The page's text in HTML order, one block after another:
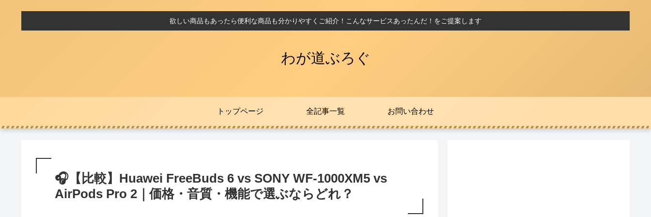
欲しい商品もあったら便利な商品も分かりやすくご紹介！こんなサービスあったんだ！をご提案します
わが道ぶろぐ
トップページ 全記事一覧 お問い合わせ
🎧【比較】Huawei FreeBuds 6 vs SONY WF-1000XM5 vs
AirPods Pro 2｜価格・音質・機能で選ぶならどれ？